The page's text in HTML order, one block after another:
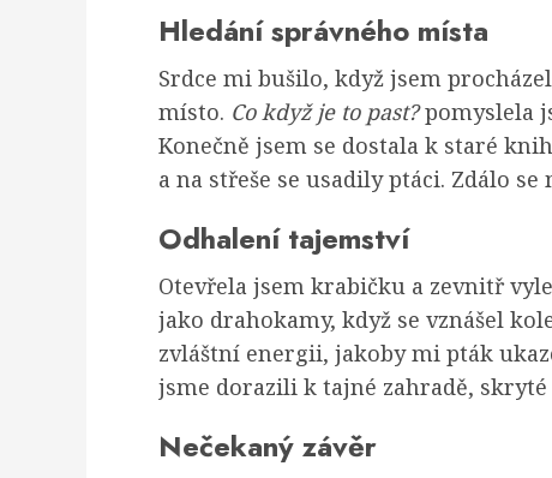
Hledání správného místa
Srdce mi bušilo, když jsem
místo. Co když je to past?pomyslela
Konečně jsem se dostala k staré
a na střeše se usadily ptáci. Zdálo
Odhalení tajemství
Otevřela jsem krabičku a zevnitř
jako drahokamy, když se vznášel
zvláštní energii, jakoby mi pták
jsme dorazili k tajné zahradě,
Nečekaný závěr